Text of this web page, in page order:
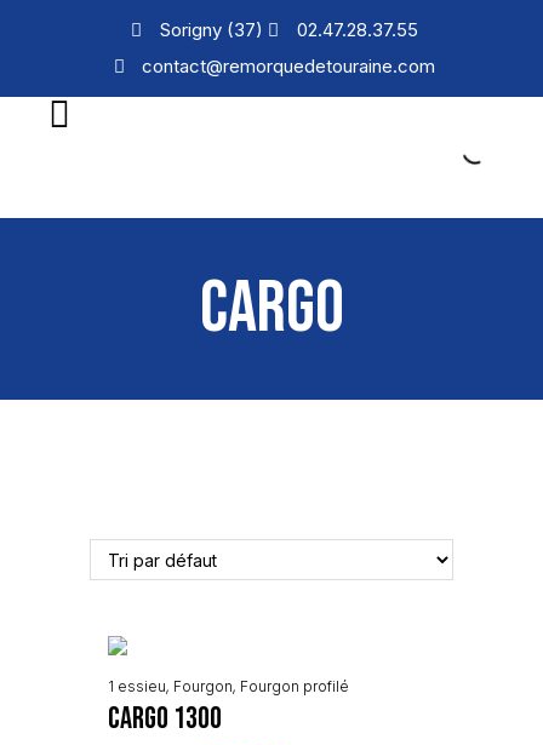
Sorigny (37)
02.47.28.37.55
contact@remorquedetouraine.com
CARGO
1 essieu, Fourgon, Fourgon profilé
CARGO 1300